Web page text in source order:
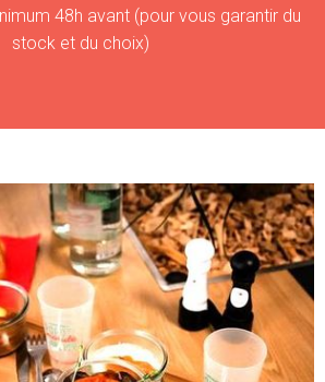
48h avant (pour vous garantir du
stock et du choix)